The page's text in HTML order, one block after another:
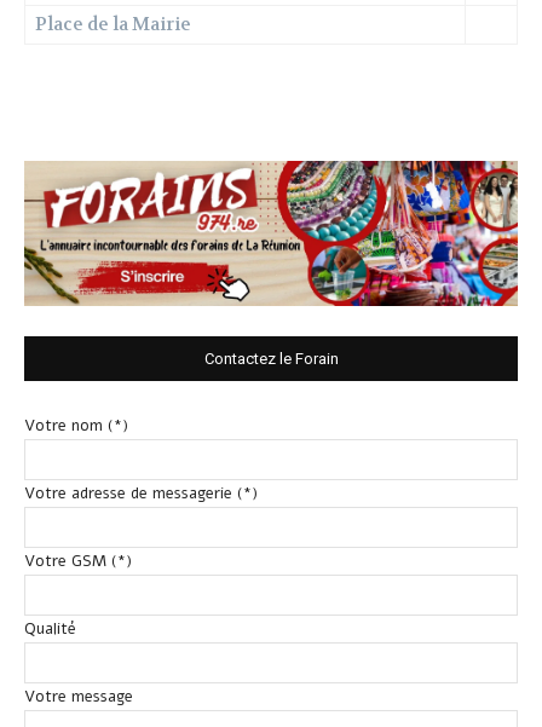
Place de la Mairie
Contactez le Forain
Votre nom (*)
Votre adresse de messagerie (*)
Votre GSM (*)
Qualité
Votre message